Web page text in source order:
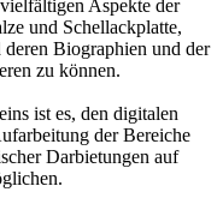
Aspekte der
und Schellackplatte,
Biographien und der
zu können.
ist es, den digitalen
der Bereiche
Darbietungen auf